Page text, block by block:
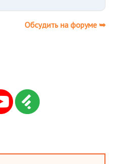
Обсудить на форуме ➥